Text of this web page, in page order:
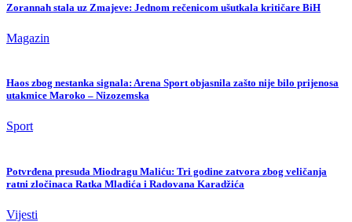
Zorannah stala uz Zmajeve: Jednom rečenicom ušutkala kritičare BiH
Magazin
Haos zbog nestanka signala: Arena Sport objasnila zašto nije bilo prijenosa
utakmice Maroko – Nizozemska
Sport
Potvrđena presuda Miodragu Maliću: Tri godine zatvora zbog veličanja
ratni zločinaca Ratka Mladića i Radovana Karadžića
Vijesti